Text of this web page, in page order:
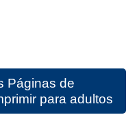
Páginas de
para adultos